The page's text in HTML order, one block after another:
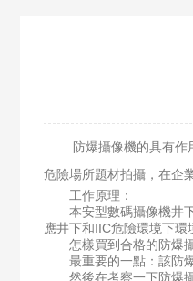
防爆攝像機的具有作用
危險場所題材拍攝，在企
工作原理：
本安型數碼攝像機井下
應井下和IIC危險環境下
怎樣買到合格的防爆攝
最重要的一點：該防爆
然後在考察一下防爆攝